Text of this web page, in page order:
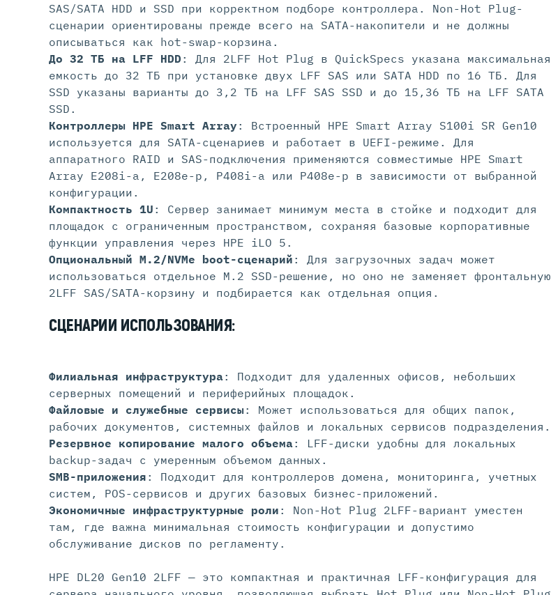
SAS/SATA HDD и SSD при корректном подборе контроллера. Non-Hot Plug-
сценарии ориентированы прежде всего на SATA-накопители и не должны
описываться как hot-swap-корзина.
До 32 ТБ на LFF HDD : Для 2LFF Hot Plug в QuickSpecs указана максимальная
емкость до 32 ТБ при установке двух LFF SAS или SATA HDD по 16 ТБ. Для
SSD указаны варианты до 3,2 ТБ на LFF SAS SSD и до 15,36 ТБ на LFF SATA
SSD.
Контроллеры HPE Smart Array : Встроенный HPE Smart Array S100i SR Gen10
используется для SATA-сценариев и работает в UEFI-режиме. Для
аппаратного RAID и SAS-подключения применяются совместимые HPE Smart
Array E208i-a, E208e-p, P408i-a или P408e-p в зависимости от выбранной
конфигурации.
Компактность 1U : Сервер занимает минимум места в стойке и подходит для
площадок с ограниченным пространством, сохраняя базовые корпоративные
функции управления через HPE iLO 5.
Опциональный M.2/NVMe boot-сценарий : Для загрузочных задач может
использоваться отдельное M.2 SSD-решение, но оно не заменяет фронтальную
2LFF SAS/SATA-корзину и подбирается как отдельная опция.
СЦЕНАРИИ ИСПОЛЬЗОВАНИЯ:
Филиальная инфраструктура: Подходит для удаленных офисов, небольших
серверных помещений и периферийных площадок.
Файловые и служебные сервисы : Может использоваться для общих папок,
рабочих документов, системных файлов и локальных сервисов подразделения.
Резервное копирование малого объема: LFF-диски удобны для локальных
backup-задач с умеренным объемом данных.
SMB-приложения : Подходит для контроллеров домена, мониторинга, учетных
систем, POS-сервисов и других базовых бизнес-приложений.
Экономичные инфраструктурные роли : Non-Hot Plug 2LFF-вариант уместен
там, где важна минимальная стоимость конфигурации и допустимо
обслуживание дисков по регламенту.
HPE DL20 Gen10 2LFF — это компактная и практичная LFF-конфигурация для